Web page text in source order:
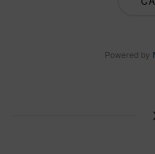
Powered by